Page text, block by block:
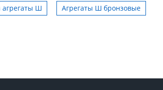
агрегаты Ш Агрегаты Ш бронзовые